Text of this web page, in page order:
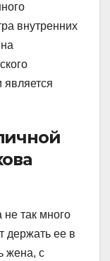
внутренних
является
так много
держать ее в
жена, с